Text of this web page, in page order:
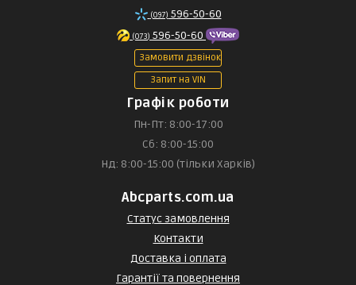
(097) 596-50-60
(073) 596-50-60
Замовити дзвінок
Запит на VIN
Графік роботи
Пн-Пт: 8:00-17:00
Сб: 8:00-15:00
Нд: 8:00-15:00 (тільки Харків)
Abcparts.com.ua
Статус замовлення
Контакти
Доставка і оплата
Гарантії та повернення